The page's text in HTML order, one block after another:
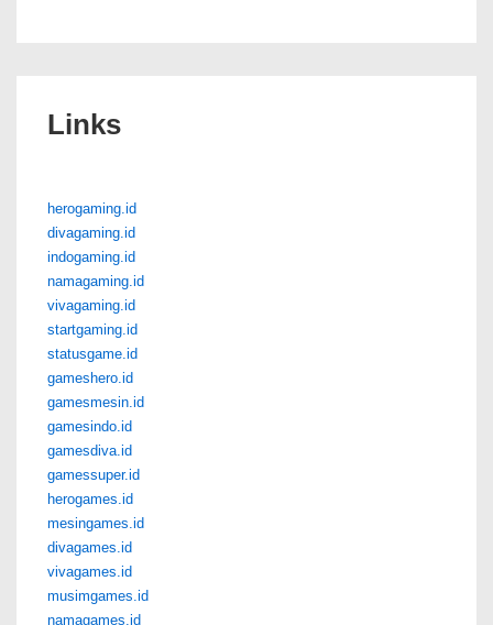
Links
herogaming.id
divagaming.id
indogaming.id
namagaming.id
vivagaming.id
startgaming.id
statusgame.id
gameshero.id
gamesmesin.id
gamesindo.id
gamesdiva.id
gamessuper.id
herogames.id
mesingames.id
divagames.id
vivagames.id
musimgames.id
namagames.id